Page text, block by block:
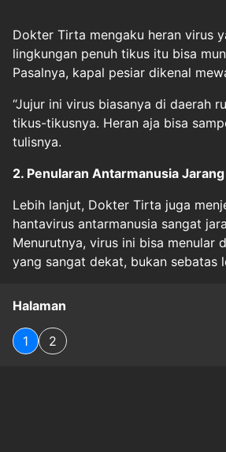
Dokter Tirta mengaku heran virus
lingkungan penuh tikus itu bisa
Pasalnya, kapal pesiar dikenal
“Jujur ini virus biasanya di daerah
tikus-tikusnya. Heran aja bisa
tulisnya.
2. Penularan Antarmanusia
Lebih lanjut, Dokter Tirta juga
hantavirus antarmanusia sangat
Menurutnya, virus ini bisa menular
yang sangat dekat, bukan sebatas
Halaman
1 2